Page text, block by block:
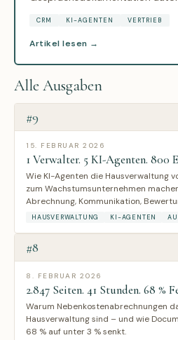
CRM KI-AGENTEN VERTRIEB
Artikel lesen →
Alle Ausgaben
#9
15. FEBRUAR 2026
1 Verwalter. 5 KI-Agenten. 800
Wie KI-Agenten die Hausverwaltung
zum Wachstumsunternehmen
Abrechnung, Kommunikation,
HAUSVERWALTUNG KI-AGENTEN
#8
8. FEBRUAR 2026
2.847 Seiten. 41 Stunden. 68 %
Warum Nebenkostenabrechnungen
Hausverwaltung sind – und wie
68 % auf unter 3 % senkt.